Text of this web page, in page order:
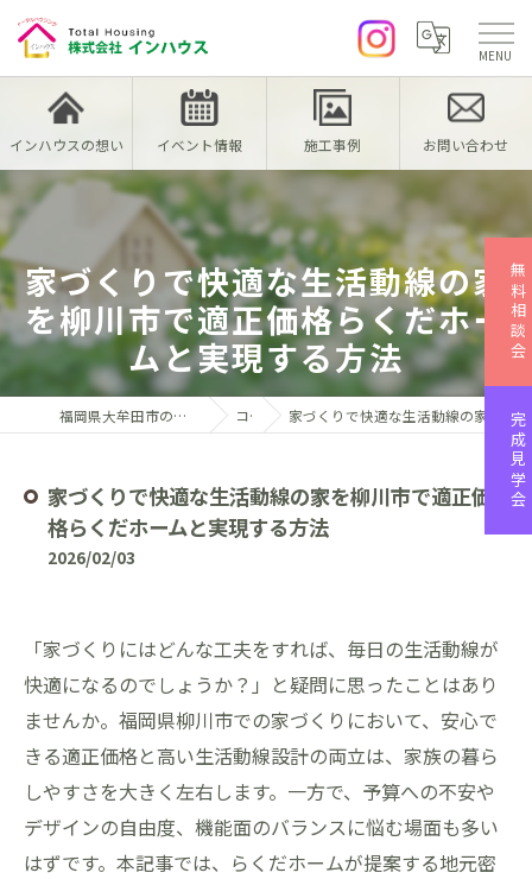
インハウスの想い イベント情報 施工事例 お問い合わせ
家づくりで快適な生活動線の家
を柳川市で適正価格らくだホー
ムと実現する方法
福岡県大牟田市の注文住宅なら株式会社インハウス コラム 家づくりで快適な生活動線の家を柳川市で適正価格らくだホームと実現する方法
家づくりで快適な生活動線の家を柳川市で適正価
格らくだホームと実現する方法
2026/02/03
「家づくりにはどんな工夫をすれば、毎日の生活動線が
快適になるのでしょうか？」と疑問に思ったことはあり
ませんか。福岡県柳川市での家づくりにおいて、安心で
きる適正価格と高い生活動線設計の両立は、家族の暮ら
しやすさを大きく左右します。一方で、予算への不安や
デザインの自由度、機能面のバランスに悩む場面も多い
はずです。本記事では、らくだホームが提案する地元密
無料相談会
完成見学会